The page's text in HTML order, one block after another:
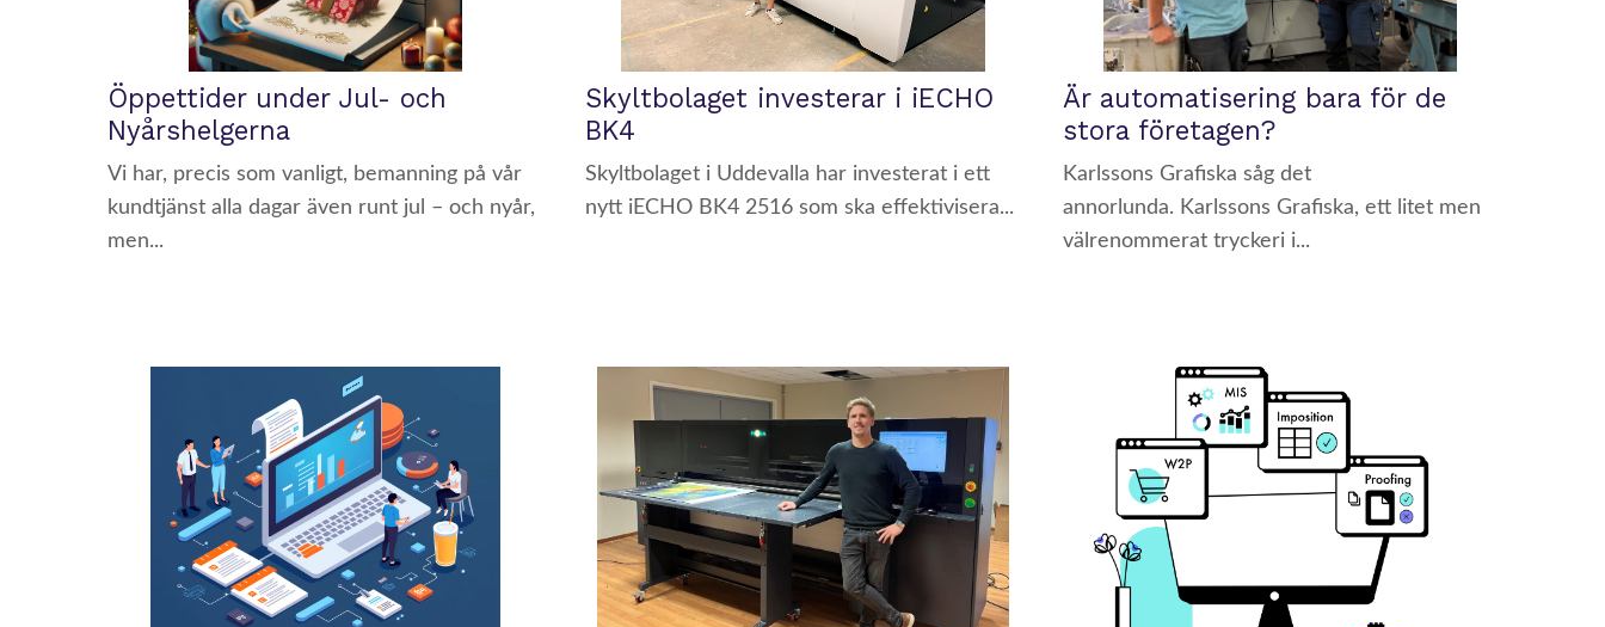
Öppettider under Jul- och
Nyårshelgerna
Vi har, precis som vanligt, bemanning på vår
kundtjänst alla dagar även runt jul – och nyår,
men...
Skyltbolaget investerar i iECHO
BK4
Skyltbolaget i Uddevalla har investerat i ett
nytt iECHO BK4 2516 som ska effektivisera...
Är automatisering bara för de
stora företagen?
Karlssons Grafiska såg det
annorlunda. Karlssons Grafiska, ett litet men
välrenommerat tryckeri i...